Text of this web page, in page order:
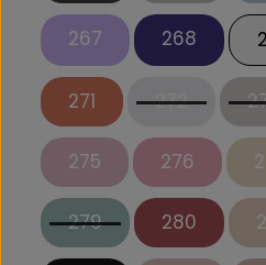
267 268
271 272
275 276
279 280